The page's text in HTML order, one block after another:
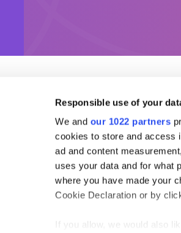
Responsible use of your
We and our 1022 partners
cookies to store and access
ad and content
uses your data and for what
where you have made your
Cookie Declaration or by
If you allow, we would also
À
Nos
Presse
Blog
Guide
2026 Tous droits réservés